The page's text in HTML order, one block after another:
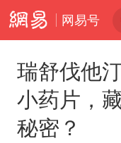
网易号
瑞舒伐他
小药片，
秘密？